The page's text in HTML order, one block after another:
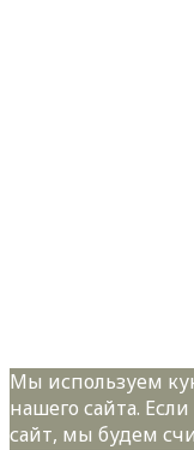
Мы используем
нашего сайта.
сайт, мы будем